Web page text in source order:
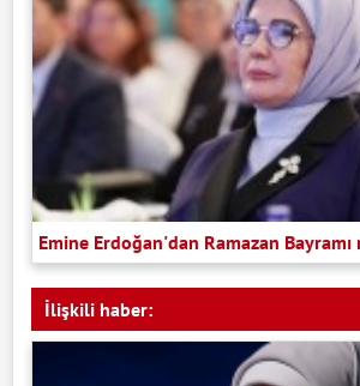
Emine Erdoğan'dan Ramazan Bayramı
İlişkili haber: